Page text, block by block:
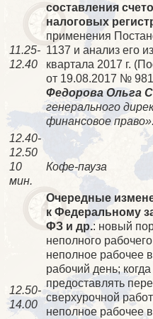
11.25-
12.40
составления
налоговых
применения
1137 и анализ его
квартала 2017 г.
от 19.08.2017 №
Федорова Ольга
генерального
финансовое
12.40-
12.50
10
мин.
Кофе-пауза
12.50-
14.00
Очередные
к Федеральному
ФЗ и др.: новый
неполного
неполное рабочее
рабочий день;
предоставлять
сверхурочной
неполное рабочее